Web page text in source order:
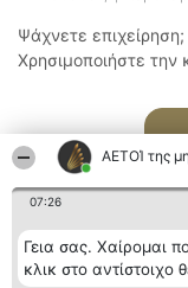
ΑΕΤΟΊ της
07:26
Γεια σας. Χαίρομαι
κλικ στο αντίστοιχο
Ψάχνετε
Χρησιμοποιήστε την